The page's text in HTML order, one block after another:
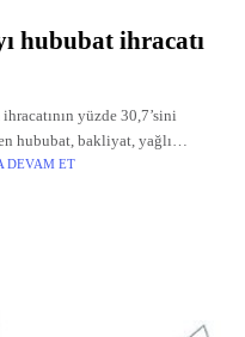
hububat ihracatı
yüzde 30,7’sini
hububat, bakliyat, yağlı
ihracat geliri 304 milyon dolar
DEVAM ET